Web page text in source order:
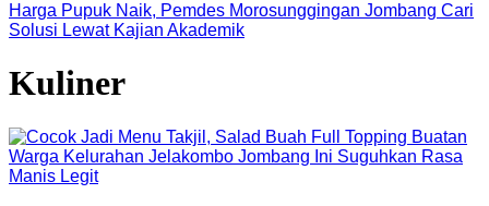
Harga Pupuk Naik, Pemdes Morosunggingan Jombang Cari
Solusi Lewat Kajian Akademik
Kuliner